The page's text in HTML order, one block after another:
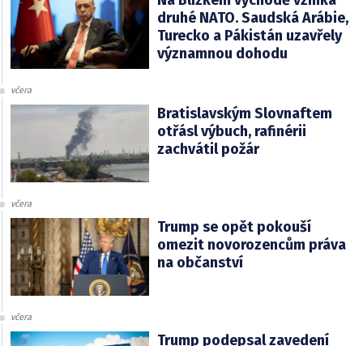
druhé NATO. Saudská Arábie,
Turecko a Pákistán uzavřely
významnou dohodu
včera
Bratislavským Slovnaftem
otřásl výbuch, rafinérii
zachvátil požár
včera
Trump se opět pokouší
omezit novorozencům práva
na občanství
včera
Trump podepsal zavedení